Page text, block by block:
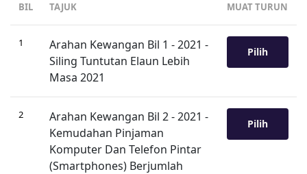
BIL TAJUK MUAT TURUN
1
Arahan Kewangan Bil 1 - 2021 -
Siling Tuntutan Elaun Lebih
Masa 2021
Pilih
2
Arahan Kewangan Bil 2 - 2021 -
Kemudahan Pinjaman
Komputer Dan Telefon Pintar
(Smartphones) Berjumlah
Pilih